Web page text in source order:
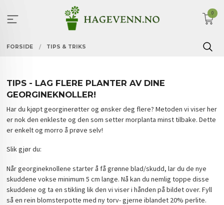
innholdet
0
FORSIDE TIPS & TRIKS
TIPS - LAG FLERE PLANTER AV DINE
GEORGINEKNOLLER!
Har du kjøpt georginerøtter og ønsker deg flere? Metoden vi viser her
er nok den enkleste og den som setter morplanta minst tilbake. Dette
er enkelt og morro å prøve selv!
Slik gjør du:
Når georgineknollene starter å få grønne blad/skudd, lar du de nye
skuddene vokse minimum 5 cm lange. Nå kan du nemlig toppe disse
skuddene og ta en stikling lik den vi viser i hånden på bildet over. Fyll
så en rein blomsterpotte med ny torv- gjerne iblandet 20% perlite.